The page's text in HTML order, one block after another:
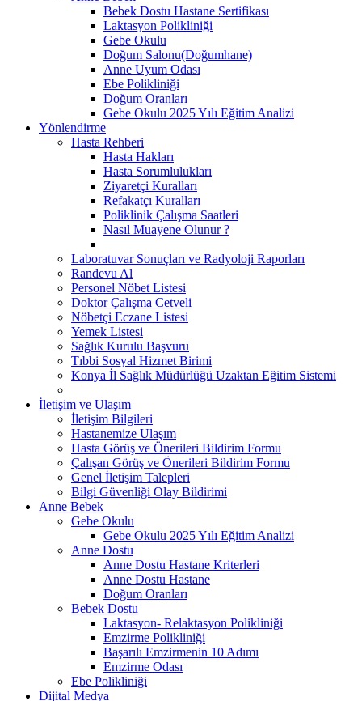
Bebek Dostu Hastane Sertifikası
Laktasyon Polikliniği
Gebe Okulu
Doğum Salonu(Doğumhane)
Anne Uyum Odası
Ebe Polikliniği
Doğum Oranları
Gebe Okulu 2025 Yılı Eğitim Analizi
Yönlendirme
Hasta Rehberi
Hasta Hakları
Hasta Sorumlulukları
Ziyaretçi Kuralları
Refakatçı Kuralları
Poliklinik Çalışma Saatleri
Nasıl Muayene Olunur ?
Laboratuvar Sonuçları ve Radyoloji Raporları
Randevu Al
Personel Nöbet Listesi
Doktor Çalışma Cetveli
Nöbetçi Eczane Listesi
Yemek Listesi
Sağlık Kurulu Başvuru
Tıbbi Sosyal Hizmet Birimi
Konya İl Sağlık Müdürlüğü Uzaktan Eğitim Sistemi
İletişim ve Ulaşım
İletişim Bilgileri
Hastanemize Ulaşım
Hasta Görüş ve Önerileri Bildirim Formu
Çalışan Görüş ve Önerileri Bildirim Formu
Genel İletişim Talepleri
Bilgi Güvenliği Olay Bildirimi
Anne Bebek
Gebe Okulu
Gebe Okulu 2025 Yılı Eğitim Analizi
Anne Dostu
Anne Dostu Hastane Kriterleri
Anne Dostu Hastane
Doğum Oranları
Bebek Dostu
Laktasyon- Relaktasyon Polikliniği
Emzirme Polikliniği
Başarılı Emzirmenin 10 Adımı
Emzirme Odası
Ebe Polikliniği
Dijital Medya